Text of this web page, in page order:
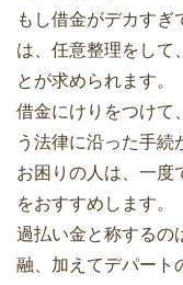
もし借金がデカすぎ
は、任意整理をして
とが求められます。
借金にけりをつけて
う法律に沿った手続
お困りの人は、一度
をおすすめします。
過払い金と称するの
融、加えてデパート